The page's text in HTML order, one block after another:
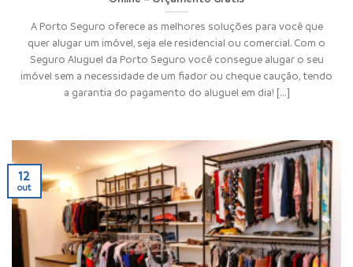
A Porto Seguro oferece as melhores soluções para você que
quer alugar um imóvel, seja ele residencial ou comercial. Com o
Seguro Aluguel da Porto Seguro você consegue alugar o seu
imóvel sem a necessidade de um fiador ou cheque caução, tendo
a garantia do pagamento do aluguel em dia! [...]
12
out